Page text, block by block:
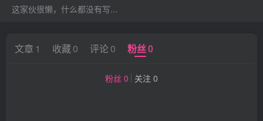
这家伙很懒，什么都没有写...
文章 1 收藏 0 评论0 粉丝0
粉丝 0 关注 0